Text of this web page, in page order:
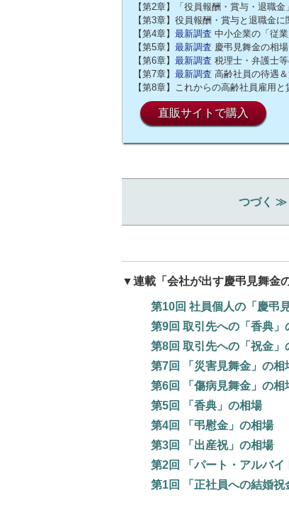
【第2章】「役員報酬・賞与・退職
【第3章】役員報酬・賞与と退職金
【第4章】 最新調査 中小企業の「従
【第5章】 最新調査 慶弔見舞金の相場
【第6章】 最新調査 税理士・弁護士
【第7章】 最新調査 高齢社員の待遇
【第8章】これからの高齢社員雇用
直販サイトで購入
つづく ≫
▼連載「会社が出す慶弔見舞金
第10回 社員個人の「慶弔
第9回 取引先への「香典」
第8回 取引先への「祝金」
第7回 「災害見舞金」の相
第6回 「傷病見舞金」の相
第5回 「香典」の相場
第4回 「弔慰金」の相場
第3回 「出産祝」の相場
第2回 「パート・アルバ
第1回 「正社員への結婚祝